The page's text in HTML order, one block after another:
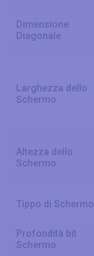
Dimensione
Diagonale
Larghezza dello
Schermo
Altezza dello
Schermo
Tippo di Schermo
Profondità bit
Schermo